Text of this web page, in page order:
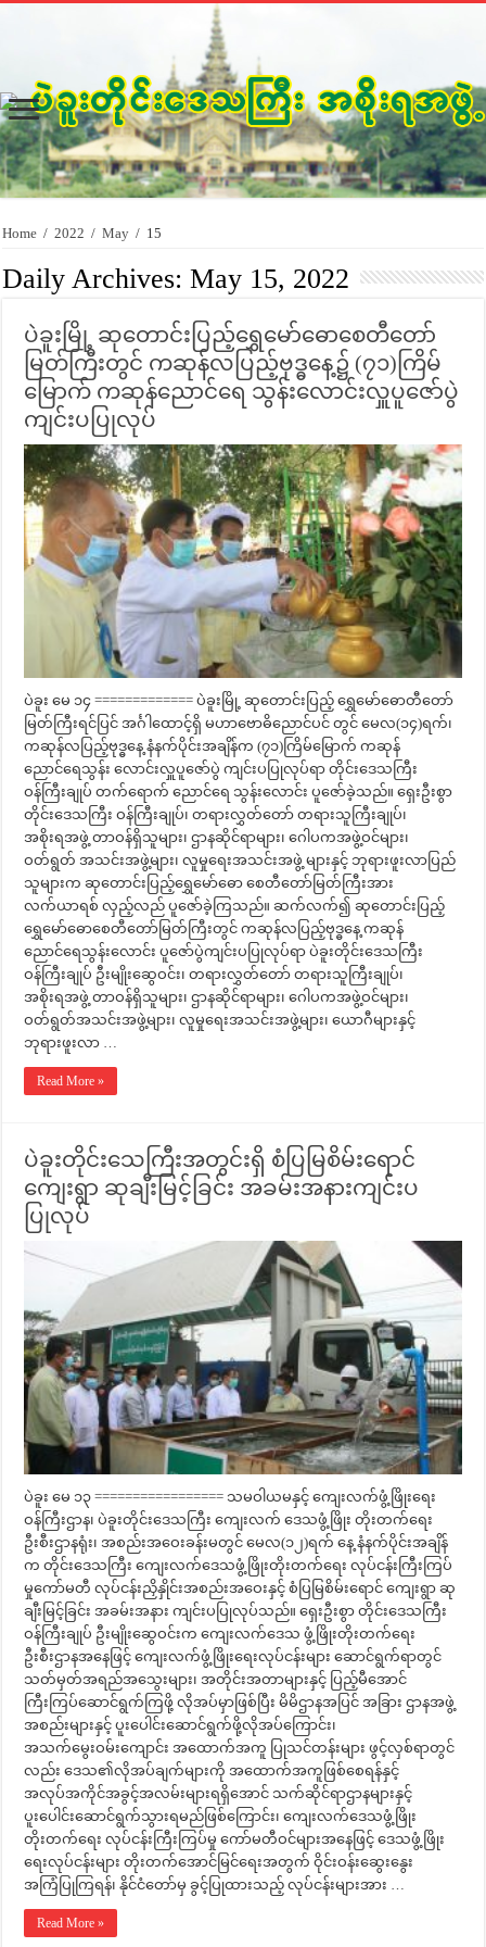
Home / 2022 / May / 15
Daily Archives:May 15, 2022
ပဲခူးမြို့ ဆုတောင်းပြည့်ရွှေမော်ဓောစေတီတော်
မြတ်ကြီးတွင် ကဆုန်လပြည့်ဗုဒ္ဓနေ့၌ (၇၁)ကြိမ်
မြောက် ကဆုန်ညောင်ရေ သွန်းလောင်းလှူပူဇော်ပွဲ
ကျင်းပပြုလုပ်
ပဲခူး မေ ၁၄ ============= ပဲခူးမြို့ ဆုတောင်းပြည့် ရွှေမော်ဓောတီတော်
မြတ်ကြီးရင်ပြင် အင်္ဂါ‌ထောင့်ရှိ မဟာဗောဓိညောင်ပင် တွင် မေလ(၁၄)ရက်၊
ကဆုန်လပြည့်ဗုဒ္ဓနေ့ နံနက်ပိုင်းအချိန်က (၇၁)ကြိမ်မြောက် ကဆုန်
ညောင်ရေသွန်း လောင်းလှူပူဇော်ပွဲ ကျင်းပပြုလုပ်ရာ တိုင်းဒေသကြီး
ဝန်ကြီးချုပ် တက်ရောက် ညောင်ရေ သွန်းလောင်း ပူဇော်ခဲ့သည်။ ရှေးဦးစွာ
တိုင်းဒေသကြီး ဝန်ကြီးချုပ်၊ တရားလွှတ်တော် တရားသူကြီးချုပ်၊
အစိုးရအဖွဲ့ တာဝန်ရှိသူများ၊ ဌာနဆိုင်ရာများ၊ ဂေါပကအဖွဲ့ဝင်များ၊
ဝတ်ရွတ် အသင်းအဖွဲ့များ၊ လူမှုရေးအသင်းအဖွဲ့ များနှင့် ဘုရားဖူးလာပြည်
သူများက ဆုတောင်းပြည့်ရွှေမော်ဓော စေတီတော်မြတ်ကြီးအား
လက်ယာရစ် လှည့်လည် ပူဇော်ခဲ့ကြသည်။ ဆက်လက်၍ ဆုတောင်းပြည့်
ရွှေမော်ဓောစေတီတော်မြတ်ကြီးတွင် ကဆုန်လပြည့်ဗုဒ္ဓနေ့ ကဆုန်
ညောင်ရေသွန်းလောင်း ပူဇော်ပွဲကျင်းပပြုလုပ်ရာ ပဲခူးတိုင်းဒေသကြီး
ဝန်ကြီးချုပ် ဦးမျိုးဆွေဝင်း၊ တရားလွှတ်တော် တရားသူကြီးချုပ်၊
အစိုးရအဖွဲ့ တာဝန်ရှိသူများ၊ ဌာနဆိုင်ရာများ၊ ဂေါပကအဖွဲ့ဝင်များ၊
ဝတ်ရွတ်အသင်းအဖွဲ့များ၊ လူမှုရေးအသင်းအဖွဲ့များ၊ ယောဂီများနှင့်
ဘုရားဖူးလာ …
Read More »
ပဲခူးတိုင်းသေကြီးအတွင်းရှိ စံပြမြစိမ်းရောင်
ကျေးရွာ ဆုချီးမြင့်ခြင်း အခမ်းအနားကျင်းပ
ပြုလုပ်
ပဲခူး မေ ၁၃ ================= သမဝါယမနှင့် ကျေးလက်ဖွံ့ဖြိုးရေး
ဝန်ကြီးဌာန၊ ပဲခူးတိုင်း‌ဒေသကြီး ကျေးလက် ဒေသဖွံ့ဖြိုး တိုးတက်ရေး
ဦးစီးဌာနရုံး၊ အစည်းအဝေးခန်းမတွင် မေလ(၁၂)ရက် နေ့ နံနက်ပိုင်းအချိန်
က တိုင်းဒေသကြီး ကျေးလက်ဒေသဖွံ့ဖြိုးတိုးတက်ရေး လုပ်ငန်းကြီးကြပ်
မှုကော်မတီ လုပ်ငန်းညှိနှိုင်းအစည်းအဝေးနှင့် စံပြမြစိမ်းရောင် ကျေးရွာ ဆု
ချီးမြင့်ခြင်း အခမ်းအနား ကျင်းပပြုလုပ်သည်။ ရှေးဦးစွာ တိုင်းဒေသကြီး
ဝန်ကြီးချုပ် ဦးမျိုးဆွေဝင်းက ကျေးလက်ဒေသ ဖွံ့ဖြိုးတိုးတက်ရေး
ဦးစီးဌာနအနေဖြင့် ကျေးလက်ဖွံ့ဖြိုးရေးလုပ်ငန်းများ ဆောင်ရွက်ရာတွင်
သတ်မှတ်အရည်အသွေးများ၊ အတိုင်းအတာများနှင့် ပြည့်မီအောင်
ကြီးကြပ်ဆောင်ရွက်ကြဖို့ လိုအပ်မှာဖြစ်ပြီး မိမိဌာနအပြင် အခြား ဌာနအဖွဲ့
အစည်းများနှင့် ပူးပေါင်းဆောင်ရွက်ဖို့လိုအပ်ကြောင်း၊
အသက်မွေးဝမ်းကျောင်း အထောက်အကူ ပြုသင်တန်းများ ဖွင့်လှစ်ရာတွင်
လည်း ဒေသ၏လိုအပ်ချက်များကို အထောက်အကူဖြစ်စေရန်နှင့်
အလုပ်အကိုင်အခွင့်အလမ်းများရရှိအောင် သက်ဆိုင်ရာဌာနများနှင့်
ပူးပေါင်းဆောင်ရွက်သွားရမည်ဖြစ်ကြောင်း၊ ကျေးလက်ဒေသဖွံ့ဖြိုး
တိုးတက်ရေး လုပ်ငန်းကြီးကြပ်မှု ကော်မတီဝင်များအနေဖြင့် ဒေသဖွံ့ဖြိုး
ရေးလုပ်ငန်းများ တိုးတက်အောင်မြင်ရေးအတွက် ဝိုင်းဝန်းဆွေးနွေး
အကြံပြုကြရန်၊ နိုင်ငံတော်မှ ခွင့်ပြုထားသည့် လုပ်ငန်းများအား …
Read More »